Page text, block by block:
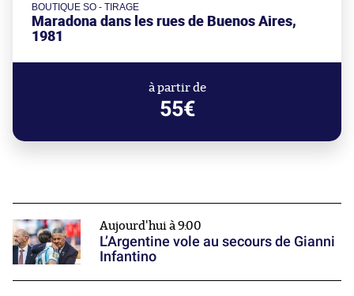
BOUTIQUE SO - TIRAGE
Maradona dans les rues de Buenos Aires,
1981
à partir de
55€
Aujourd'hui à 9:00
L’Argentine vole au secours de Gianni
Infantino